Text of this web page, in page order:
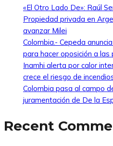
«El Otro Lado De»: Raúl
Propiedad privada en
avanzar Milei
Colombia.- Cepeda
para hacer oposición a
Inamhi alerta por calor
crece el riesgo de
Colombia pasa al campo
juramentación de De la
Recent